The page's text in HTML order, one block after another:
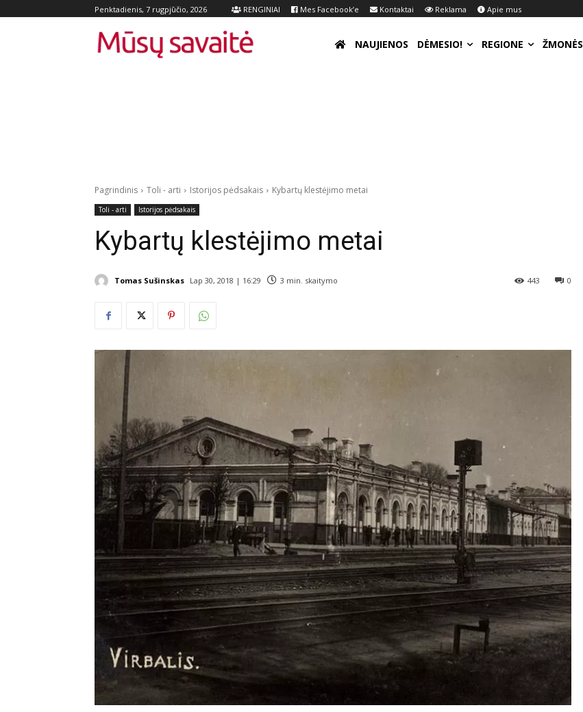
Penktadienis, 7 rugpjūčio, 2026 RENGINIAI Mes Facebook’e Kontaktai Reklama Apie mus
NAUJIENOS DĖMESIO! REGIONE ŽMONĖS
Pagrindinis Toli - arti Istorijos pėdsakais Kybartų klestėjimo metai
Toli - arti Istorijos pėdsakais
Kybartų klestėjimo metai
Tomas Sušinskas Lap 30, 2018 | 16:29 3 min. skaitymo 0
443